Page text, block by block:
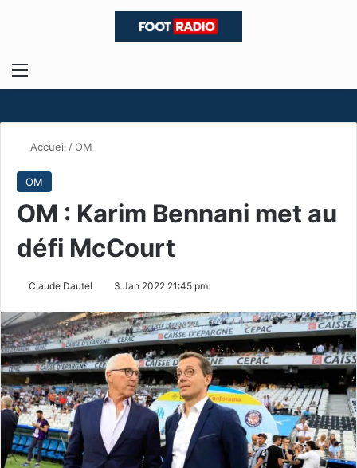
Menu
Accueil /OM
OM
OM : Karim Bennani met au
défi McCourt
Claude Dautel 3 Jan 2022 21:45 pm